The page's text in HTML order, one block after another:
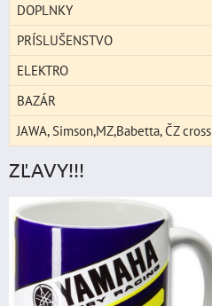
DOPLNKY
PRÍSLUŠENSTVO
ELEKTRO
BAZÁR
JAWA, Simson,MZ,Babetta, ČZ cross
ZĽAVY!!!